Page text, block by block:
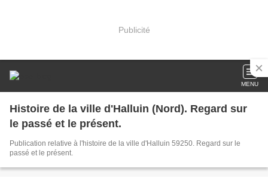
Publicité
MENU
Histoire de la ville d'Halluin (Nord). Regard sur
le passé et le présent.
Publication relative à l'histoire de la ville d'Halluin 59250. Regard sur le
passé et le présent.